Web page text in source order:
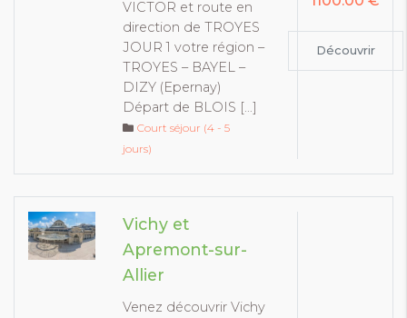
VICTOR et route en
direction de TROYES
JOUR 1 votre région –
TROYES – BAYEL –
DIZY (Epernay)
Départ de BLOIS […]
Court séjour (4 - 5
jours)
Découvrir
Vichy et
Apremont-sur-
Allier
Venez découvrir Vichy